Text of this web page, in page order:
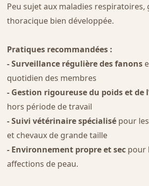
Peu sujet aux maladies respiratoires,
thoracique bien développée.
Pratiques recommandées :
- Surveillance régulière des fanons
quotidien des membres
- Gestion rigoureuse du poids et de
hors période de travail
- Suivi vétérinaire spécialisépour
et chevaux de grande taille
- Environnement propre et secpour
affections de peau.